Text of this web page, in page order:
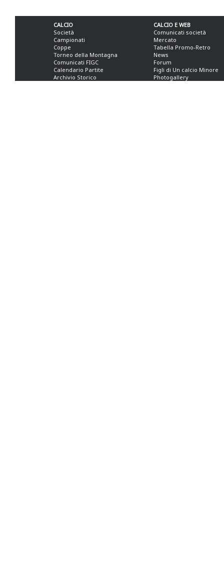
CALCIO
Società
Campionati
Coppe
Torneo della Montagna
Comunicati FIGC
Calendario Partite
Archivio Storico
CALCIO E WEB
Comunicati società
Mercato
Tabella Promo-Retro
News
Forum
Figli di Un calcio Minore
Photogallery